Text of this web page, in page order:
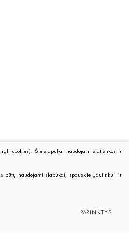
cookies). Šie slapukai naudojami statistikos ir
būtų naudojami slapukai, spauskite „Sutinku“ ir
PARINKTYS